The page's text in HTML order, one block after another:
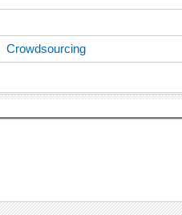
、Crowdsourcing